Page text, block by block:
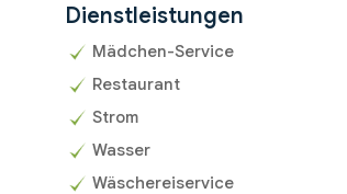
Dienstleistungen
Mädchen-Service
Restaurant
Strom
Wasser
Wäschereiservice